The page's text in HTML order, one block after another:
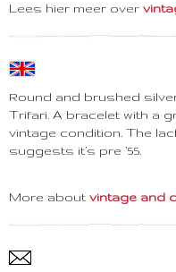
Lees hier meer over
Round and brushed
Trifari. A bracelet with a
vintage condition. The
suggests it’s pre ’55.
More about vintage and